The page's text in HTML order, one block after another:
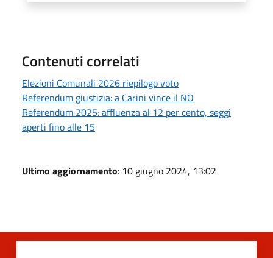
Contenuti correlati
Elezioni Comunali 2026 riepilogo voto
Referendum giustizia: a Carini vince il NO
Referendum 2025: affluenza al 12 per cento, seggi
aperti fino alle 15
Ultimo aggiornamento: 10 giugno 2024, 13:02